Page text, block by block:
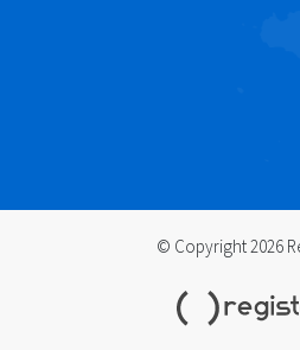
© Copyright 2026